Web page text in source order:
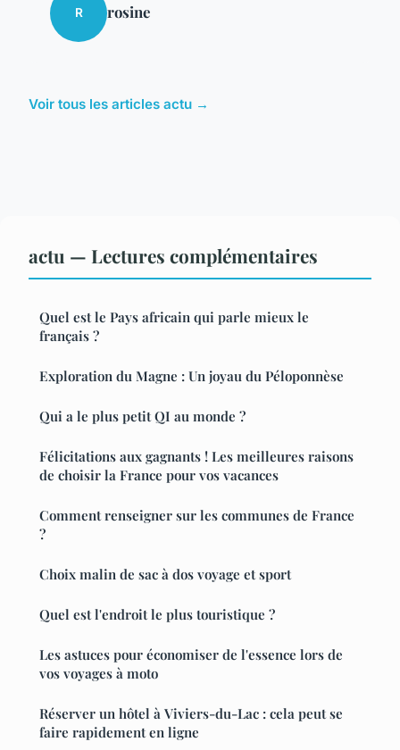
R rosine
Voir tous les articles actu →
actu — Lectures complémentaires
Quel est le Pays africain qui parle mieux le
français ?
Exploration du Magne : Un joyau du Péloponnèse
Qui a le plus petit QI au monde ?
Félicitations aux gagnants ! Les meilleures raisons
de choisir la France pour vos vacances
Comment renseigner sur les communes de France
?
Choix malin de sac à dos voyage et sport
Quel est l'endroit le plus touristique ?
Les astuces pour économiser de l'essence lors de
vos voyages à moto
Réserver un hôtel à Viviers-du-Lac : cela peut se
faire rapidement en ligne